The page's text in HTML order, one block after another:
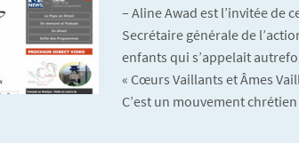
– Aline Awad est l’invitée de
Secrétaire générale de
enfants qui s’appelait
« Cœurs Vaillants et Âmes
C’est un mouvement